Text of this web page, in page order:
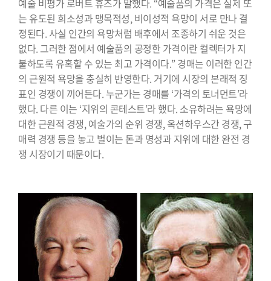
예술 비평가 로버트 휴즈가 말했다. “예술품의 가격은 실제 또
는 유도된 희소성과 맹목적성, 비이성적 욕망이 서로 만나 결
정된다. 사실 인간의 욕망처럼 배후에서 조종하기 쉬운 것은
없다. 그러한 점에서 예술품의 공정한 가격이란 컬렉터가 지
불하도록 유혹할 수 있는 최고 가격이다.” 경매는 이러한 인간
의 근원적 욕망을 충실히 반영한다. 거기에 시장의 본래적 징
표인 경쟁이 끼어든다. 누군가는 경매를 ‘가격의 토너먼트’라
했다. 다른 이는 ‘지위의 콘테스트’라 했다. 소유하려는 욕망에
대한 근원적 경쟁, 예술가의 순위 경쟁, 옥션하우스간 경쟁, 구
매력 경쟁 등을 놓고 벌이는 돈과 명성과 지위에 대한 완전 경
쟁 시장이기 때문이다.